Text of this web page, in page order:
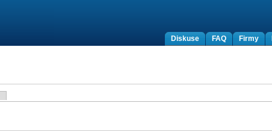
Firmy
FAQ
Diskuse